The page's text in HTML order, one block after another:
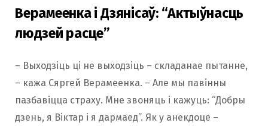
Верамеенка і Дзянісаў: “Актыўнасць
людзей расце”
– Выходзіць ці не выходзіць – складанае пытанне,
– кажа Сяргей Верамеенка. – Але мы павінны
пазбавіцца страху. Мне звоняць і кажуць: “Добры
дзень, я Віктар і я дармаед”. Як у анекдоце –